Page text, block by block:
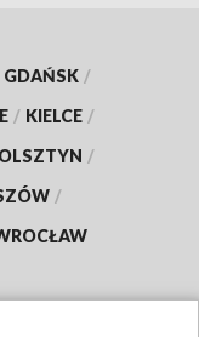
GDAŃSK /
/ KIELCE /
OLSZTYN /
/